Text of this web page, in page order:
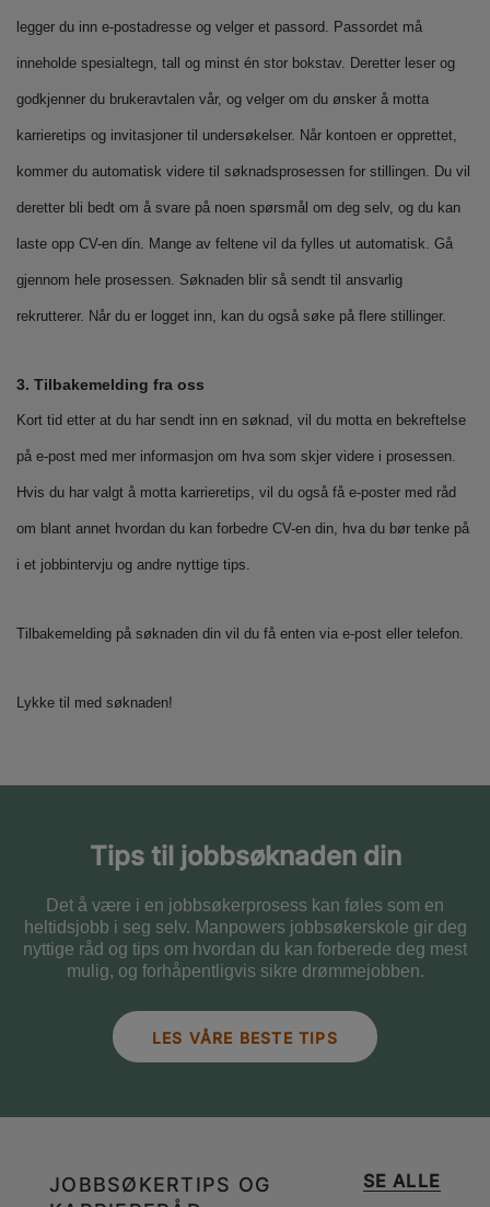
legger du inn e-postadresse og velger et passord. Passordet må
inneholde spesialtegn, tall og minst én stor bokstav. Deretter leser og
godkjenner du brukeravtalen vår, og velger om du ønsker å motta
karrieretips og invitasjoner til undersøkelser. Når kontoen er opprettet,
kommer du automatisk videre til søknadsprosessen for stillingen. Du vil
deretter bli bedt om å svare på noen spørsmål om deg selv, og du kan
laste opp CV-en din. Mange av feltene vil da fylles ut automatisk. Gå
gjennom hele prosessen. Søknaden blir så sendt til ansvarlig
rekrutterer. Når du er logget inn, kan du også søke på flere stillinger.
3. Tilbakemelding fra oss
Kort tid etter at du har sendt inn en søknad, vil du motta en bekreftelse
på e-post med mer informasjon om hva som skjer videre i prosessen.
Hvis du har valgt å motta karrieretips, vil du også få e-poster med råd
om blant annet hvordan du kan forbedre CV-en din, hva du bør tenke på
i et jobbintervju og andre nyttige tips.
Tilbakemelding på søknaden din vil du få enten via e-post eller telefon.
Lykke til med søknaden!
Tips til jobbsøknaden din
Det å være i en jobbsøkerprosess kan føles som en
heltidsjobb i seg selv. Manpowers jobbsøkerskole gir deg
nyttige råd og tips om hvordan du kan forberede deg mest
mulig, og forhåpentligvis sikre drømmejobben.
LES VÅRE BESTE TIPS
JOBBSØKERTIPS OG
SE ALLE